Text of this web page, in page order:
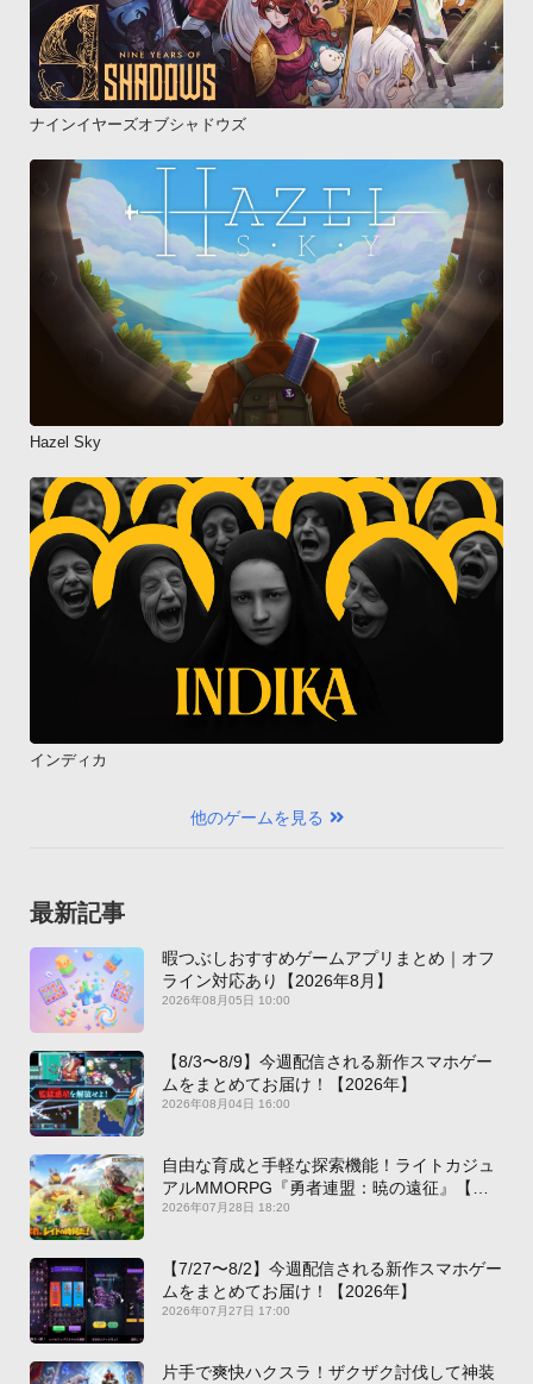
ナインイヤーズオブシャドウズ
Hazel Sky
インディカ
他のゲームを見る
最新記事
暇つぶしおすすめゲームアプリまとめ｜オフ
ライン対応あり【2026年8月】
2026年08月05日 10:00
【8/3〜8/9】今週配信される新作スマホゲー
ムをまとめてお届け！【2026年】
2026年08月04日 16:00
自由な育成と手軽な探索機能！ライトカジュ
アルMMORPG『勇者連盟：暁の遠征』【最
新作PICKUP】
2026年07月28日 18:20
【7/27〜8/2】今週配信される新作スマホゲー
ムをまとめてお届け！【2026年】
2026年07月27日 17:00
片手で爽快ハクスラ！ザクザク討伐して神装